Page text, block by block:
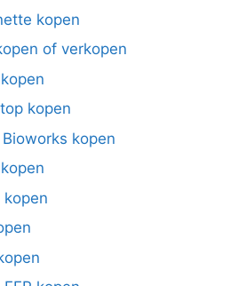
kopen
of verkopen
kopen
kopen
kopen